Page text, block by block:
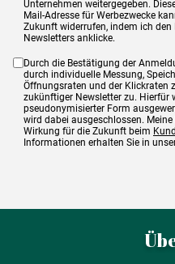
Unternehmen weitergegeben.
Mail-Adresse für Werbezwecke
Zukunft widerrufen, indem ich den
Newsletters anklicke.
Durch die Bestätigung der
durch individuelle Messung,
Öffnungsraten und der Klickraten
zukünftiger Newsletter zu. Hierfür
pseudonymisierter Form
wird dabei ausgeschlossen.
Wirkung für die Zukunft beim
Informationen erhalten Sie in